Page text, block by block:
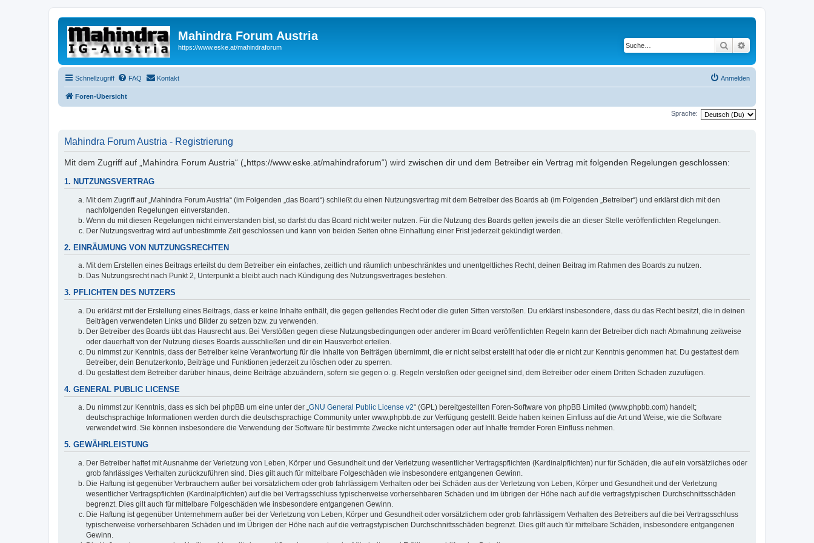
Mahindra Forum Austria
https://www.eske.at/mahindraforum Suche
Schnellzugriff FAQ Kontakt Anmelden
Foren-Übersicht
Sprache:
Mahindra Forum Austria - Registrierung
Mit dem Zugriff auf „Mahindra Forum Austria“ („https://www.eske.at/mahindraforum“) wird zwischen dir und dem Betreiber ein Vertrag mit folgenden Regelungen geschlossen:
1. NUTZUNGSVERTRAG
Mit dem Zugriff auf „Mahindra Forum Austria“ (im Folgenden „das Board“) schließt du einen Nutzungsvertrag mit dem Betreiber des Boards ab (im Folgenden „Betreiber“) und erklärst dich mit den
nachfolgenden Regelungen einverstanden.
Wenn du mit diesen Regelungen nicht einverstanden bist, so darfst du das Board nicht weiter nutzen. Für die Nutzung des Boards gelten jeweils die an dieser Stelle veröffentlichten Regelungen.
Der Nutzungsvertrag wird auf unbestimmte Zeit geschlossen und kann von beiden Seiten ohne Einhaltung einer Frist jederzeit gekündigt werden.
2. EINRÄUMUNG VON NUTZUNGSRECHTEN
Mit dem Erstellen eines Beitrags erteilst du dem Betreiber ein einfaches, zeitlich und räumlich unbeschränktes und unentgeltliches Recht, deinen Beitrag im Rahmen des Boards zu nutzen.
Das Nutzungsrecht nach Punkt 2, Unterpunkt a bleibt auch nach Kündigung des Nutzungsvertrages bestehen.
3. PFLICHTEN DES NUTZERS
Du erklärst mit der Erstellung eines Beitrags, dass er keine Inhalte enthält, die gegen geltendes Recht oder die guten Sitten verstoßen. Du erklärst insbesondere, dass du das Recht besitzt, die in deinen
Beiträgen verwendeten Links und Bilder zu setzen bzw. zu verwenden.
Der Betreiber des Boards übt das Hausrecht aus. Bei Verstößen gegen diese Nutzungsbedingungen oder anderer im Board veröffentlichten Regeln kann der Betreiber dich nach Abmahnung zeitweise
oder dauerhaft von der Nutzung dieses Boards ausschließen und dir ein Hausverbot erteilen.
Du nimmst zur Kenntnis, dass der Betreiber keine Verantwortung für die Inhalte von Beiträgen übernimmt, die er nicht selbst erstellt hat oder die er nicht zur Kenntnis genommen hat. Du gestattest dem
Betreiber, dein Benutzerkonto, Beiträge und Funktionen jederzeit zu löschen oder zu sperren.
Du gestattest dem Betreiber darüber hinaus, deine Beiträge abzuändern, sofern sie gegen o. g. Regeln verstoßen oder geeignet sind, dem Betreiber oder einem Dritten Schaden zuzufügen.
4. GENERAL PUBLIC LICENSE
Du nimmst zur Kenntnis, dass es sich bei phpBB um eine unter der „GNU General Public License v2“ (GPL) bereitgestellten Foren-Software von phpBB Limited (www.phpbb.com) handelt;
deutschsprachige Informationen werden durch die deutschsprachige Community unter www.phpbb.de zur Verfügung gestellt. Beide haben keinen Einfluss auf die Art und Weise, wie die Software
verwendet wird. Sie können insbesondere die Verwendung der Software für bestimmte Zwecke nicht untersagen oder auf Inhalte fremder Foren Einfluss nehmen.
5. GEWÄHRLEISTUNG
Der Betreiber haftet mit Ausnahme der Verletzung von Leben, Körper und Gesundheit und der Verletzung wesentlicher Vertragspflichten (Kardinalpflichten) nur für Schäden, die auf ein vorsätzliches oder
grob fahrlässiges Verhalten zurückzuführen sind. Dies gilt auch für mittelbare Folgeschäden wie insbesondere entgangenen Gewinn.
Die Haftung ist gegenüber Verbrauchern außer bei vorsätzlichem oder grob fahrlässigem Verhalten oder bei Schäden aus der Verletzung von Leben, Körper und Gesundheit und der Verletzung
wesentlicher Vertragspflichten (Kardinalpflichten) auf die bei Vertragsschluss typischerweise vorhersehbaren Schäden und im übrigen der Höhe nach auf die vertragstypischen Durchschnittsschäden
begrenzt. Dies gilt auch für mittelbare Folgeschäden wie insbesondere entgangenen Gewinn.
Die Haftung ist gegenüber Unternehmern außer bei der Verletzung von Leben, Körper und Gesundheit oder vorsätzlichem oder grob fahrlässigem Verhalten des Betreibers auf die bei Vertragsschluss
typischerweise vorhersehbaren Schäden und im Übrigen der Höhe nach auf die vertragstypischen Durchschnittsschäden begrenzt. Dies gilt auch für mittelbare Schäden, insbesondere entgangenen
Gewinn.